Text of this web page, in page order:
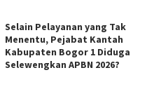
Selain Pelayanan yang Tak
Menentu, Pejabat Kantah
Kabupaten Bogor 1 Diduga
Selewengkan APBN 2026?